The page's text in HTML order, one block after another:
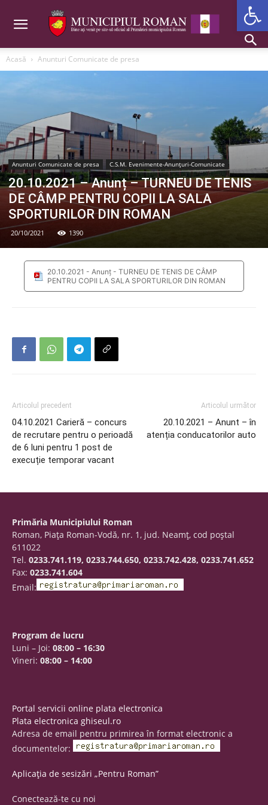
Acasă Anunturi Comunicate de presa
Anunturi Comunicate de presa C.S.M. Evenimente-Anunțuri-Comunicate
20.10.2021 – Anunț – TURNEU DE TENIS
DE CÂMP PENTRU COPII LA SALA
SPORTURILOR DIN ROMAN
20/10/2021 1390
20.10.2021 - Anunț - TURNEU DE TENIS DE CÂMP
PENTRU COPII LA SALA SPORTURILOR DIN ROMAN
Articolul precedent
04.10.2021 Carieră – concurs
de recrutare pentru o perioadă
de 6 luni pentru 1 post de
execuție temporar vacant
Articolul următor
20.10.2021 – Anunt – în
atenția conducatorilor auto
Primăria Municipiului Roman
Roman, Piaţa Roman-Vodă, nr. 1, jud. Neamţ, cod poştal
611022
Tel. 0233.741.119, 0233.744.650, 0233.742.428, 0233.741.652
Fax: 0233.741.604
Email:
Program de lucru
Luni – Joi: 08:00 – 16:30
Vineri: 08:00 – 14:00
Portal servicii online plata electronica
Plata electronica ghiseul.ro
Adresa de email pentru primirea în format electronic a
documentelor:
Aplicația de sesizări „Pentru Roman”
Conectează-te cu noi